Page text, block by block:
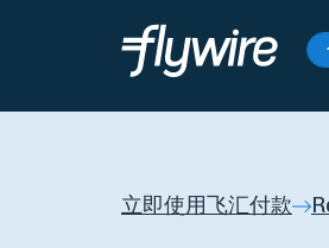
立即使用飞汇付款